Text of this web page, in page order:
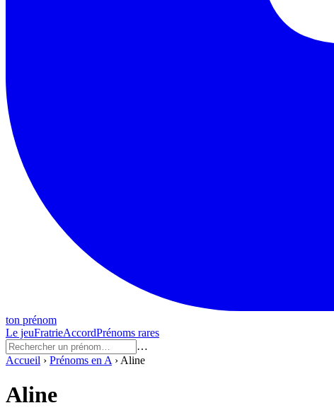
ton prénom
Le jeuFratrieAccordPrénoms rares
…
Accueil › Prénoms en A › Aline
Aline